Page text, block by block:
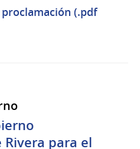
proclamación (.pdf
para el